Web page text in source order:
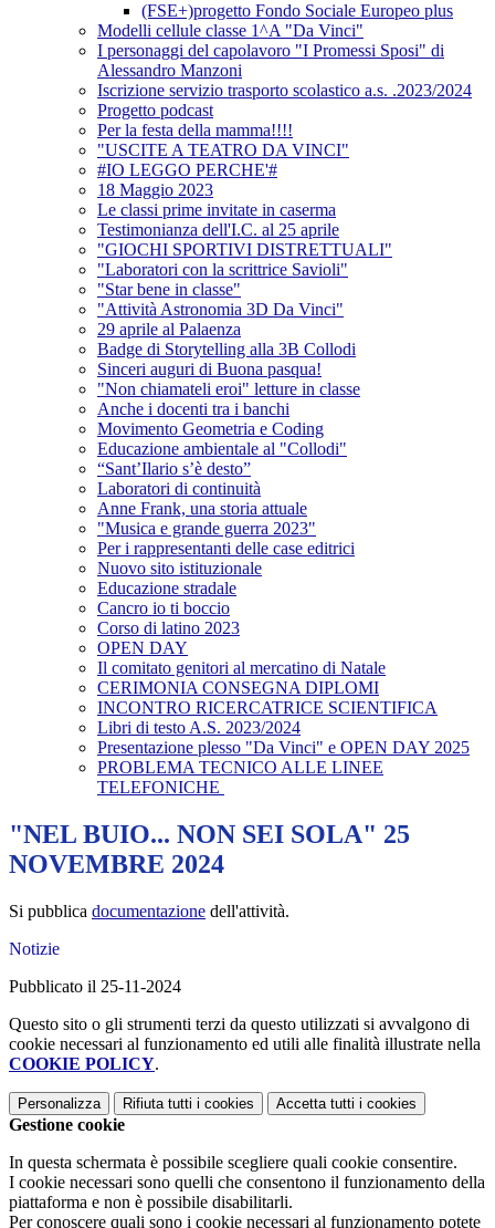
(FSE+)progetto Fondo Sociale Europeo plus
Modelli cellule classe 1^A "Da Vinci"
I personaggi del capolavoro "I Promessi Sposi" di
Alessandro Manzoni
Iscrizione servizio trasporto scolastico a.s. .2023/2024
Progetto podcast
Per la festa della mamma!!!!
"USCITE A TEATRO DA VINCI"
#IO LEGGO PERCHE'#
18 Maggio 2023
Le classi prime invitate in caserma
Testimonianza dell'I.C. al 25 aprile
"GIOCHI SPORTIVI DISTRETTUALI"
"Laboratori con la scrittrice Savioli"
"Star bene in classe"
"Attività Astronomia 3D Da Vinci"
29 aprile al Palaenza
Badge di Storytelling alla 3B Collodi
Sinceri auguri di Buona pasqua!
"Non chiamateli eroi" letture in classe
Anche i docenti tra i banchi
Movimento Geometria e Coding
Educazione ambientale al "Collodi"
“Sant’Ilario s’è desto”
Laboratori di continuità
Anne Frank, una storia attuale
"Musica e grande guerra 2023"
Per i rappresentanti delle case editrici
Nuovo sito istituzionale
Educazione stradale
Cancro io ti boccio
Corso di latino 2023
OPEN DAY
Il comitato genitori al mercatino di Natale
CERIMONIA CONSEGNA DIPLOMI
INCONTRO RICERCATRICE SCIENTIFICA
Libri di testo A.S. 2023/2024
Presentazione plesso "Da Vinci" e OPEN DAY 2025
PROBLEMA TECNICO ALLE LINEE
TELEFONICHE
"NEL BUIO... NON SEI SOLA" 25
NOVEMBRE 2024
Si pubblica documentazione dell'attività.
Notizie
Pubblicato il 25-11-2024
Questo sito o gli strumenti terzi da questo utilizzati si avvalgono di
cookie necessari al funzionamento ed utili alle finalità illustrate nella
COOKIE POLICY.
Personalizza Rifiuta tutti i cookies Accetta tutti i cookies
Gestione cookie
In questa schermata è possibile scegliere quali cookie consentire.
I cookie necessari sono quelli che consentono il funzionamento della
piattaforma e non è possibile disabilitarli.
Per conoscere quali sono i cookie necessari al funzionamento potete